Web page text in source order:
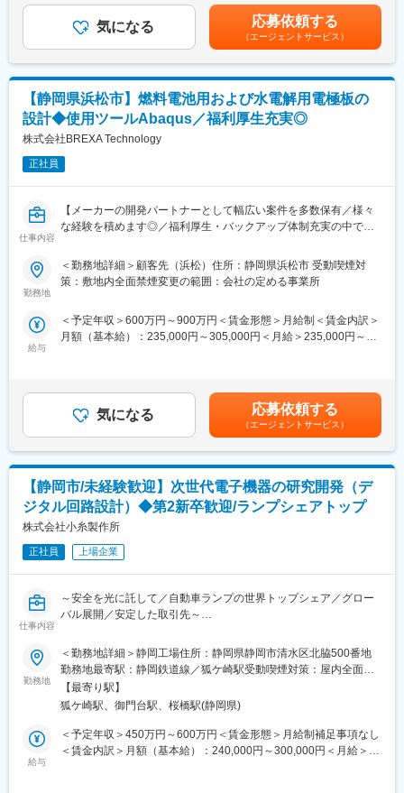
＜総合精密部品メーカーとしての技術力＞同社は、単なる「総
合」ではなく、「相い合わせる」ことを重視し、自社保有技術を
融合・活用して製品を新たに創出・進化させています。2017年に
ミツミ電機と、2019年にユーシンと経営統合し自律成長とM&Aの
両輪で成長を続けており、M&Aにより、ベアリングから、モータ
ー、センサー、半導体、無線技術、アクセスメカニズムと、他に
類をみない幅広い事業ポートフォリオを構築しています。
ます。
【今回の求人の具体的なミッション・仕事内容・職務の魅力】
【部・チームの人数や雰囲気】
合計14名の部員が製品別に3チームに分かれて業務を行っていま
す。
年齢層は若手から年配まで幅広いですが、少人数なこともあり、
言いたいことを言えるフラットな雰囲気で仕事をしています。
■教育体制：
入社後は1か月程度、座学を中心とした教育を行います。そこでは
当社の製品知識や、システム、当社内の用語について学んでいた
■働く環境について：
育休制度（利用実績多数あり、男性の実績もあり）、フィットネ
スクラブ、リフレッシュ休暇、
■同社の魅力：
同社は世界44ヶ国に拠点を有し、世界中の完成車メーカーをお客
ネスは、クルマの神経や血管のようなものであり、微細かつ繊細
な部分に関する日本の技術あるいはメーターの正確性、デザイン
センス等についても海外から高い評価を集めています。また、昨
今HV、EV、PHV等、自動車業界は大きく変化をしていますが、
動力の接続端子として当社コネクタは完成車メーカーから高い評
価を受けています。
変更の範囲：会社の定める業務
宅手当など※各種手当は会社規定の条件がございます。■昇給：年
1回■賞与：年2回賃金はあくまでも目安の金額であり、選考を通
じて上下する可能性があります。月給(月額)は固定手当を含めた表
記です。
気になる 応募依頼する
（エージェントサービス）
【静岡県浜松市】燃料電池用および水電解用電極板の
設計◆使用ツールAbaqus／福利厚生充実◎
株式会社BREXA Technology
正社員
仕事内容
【メーカーの開発パートナーとして幅広い案件を多数保有／様々
な経験を積めます◎／福利厚生・バックアップ体制充実の中でキ
■業務内容：
■使用ツール：
面接内で適性に応じて別案件のご提案を行うこともございますこ
ご了承いただければ幸いです。
■当社の特徴：
◎安定した会社基盤として、国内・海外含め30社以上のグルー
プ、あらゆる業界1,000件以上の顧客群を持っています（業界トッ
プクラスの案件保有数）
◎キャリアカウンセラーが自社社員として常駐し、5年後、10年
後を見越した将来的なキャリア形成を行っています。
に繋がっています。
勤務地
＜勤務地詳細＞顧客先（浜松）住所：静岡県浜松市 受動喫煙対
策：敷地内全面禁煙変更の範囲：会社の定める事業所
給与
＜予定年収＞600万円～900万円＜賃金形態＞月給制＜賃金内訳＞
月額（基本給）：235,000円～305,000円＜月給＞235,000円～
あり、選考を通じて上下する可能性があります。月給(月額)は固定
手当を含めた表記です。
気になる 応募依頼する
（エージェントサービス）
【静岡市/未経験歓迎】次世代電子機器の研究開発（デ
ジタル回路設計）◆第2新卒歓迎/ランプシェアトップ
株式会社小糸製作所
正社員 上場企業
仕事内容
～安全を光に託して／自動車ランプの世界トップシェア／グロー
バル展開／安定した取引先～
■職務内容：自動車向けランプに搭載される次世代電子機器の研究
開発エンジニアとして、下記の業務をお任せ致します。
・システムLSI回路設計（FPGA含む）
・画像/映像/データ処理回路設計
・高速通信IF、画像IF
・電子機器用電源/駆動回路設計（一部アナログ含む）
・検査/計測/評価用アプリケーション など
勤務地
＜勤務地詳細＞静岡工場住所：静岡県静岡市清水区北脇500番地
勤務地最寄駅：静岡鉄道線／狐ケ崎駅受動喫煙対策：屋内全面禁
煙変更の範囲：会社の定める事業所
【最寄り駅】
狐ケ崎駅、御門台駅、桜橋駅(静岡県)
給与
＜予定年収＞450万円～600万円＜賃金形態＞月給制補足事項なし
＜賃金内訳＞月額（基本給）：240,000円～300,000円＜月給＞